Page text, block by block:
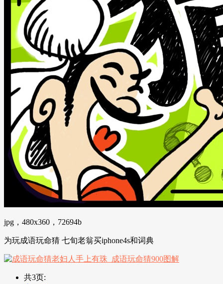
jpg，480x360，72694b
为玩成语玩命猜 七旬老翁买iphone4s和词典
共3页: